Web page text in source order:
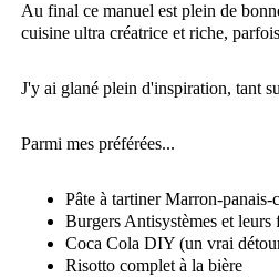
Au final ce manuel est plein de
cuisine ultra créatrice et riche,
J'y ai glané plein d'inspiration, tant
Parmi mes préférées...
Pâte à tartiner Marron-
Burgers Antisystèmes et leurs
Coca Cola DIY (un vrai
Risotto complet à la bière